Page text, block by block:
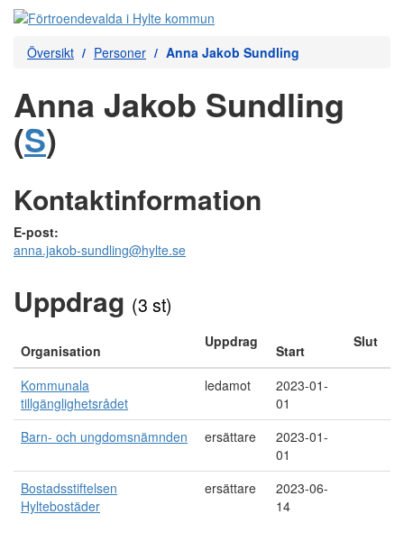
Översikt Personer Anna Jakob Sundling
Anna Jakob Sundling
(S)
Kontaktinformation
E-post:
anna.jakob-sundling@hylte.se
Uppdrag (3 st)
Organisation
Uppdrag
Start
Slut
Kommunala
tillgänglighetsrådet
ledamot
2023-01-
01
Barn- och ungdomsnämnden
ersättare
2023-01-
01
Bostadsstiftelsen
Hyltebostäder
ersättare
2023-06-
14